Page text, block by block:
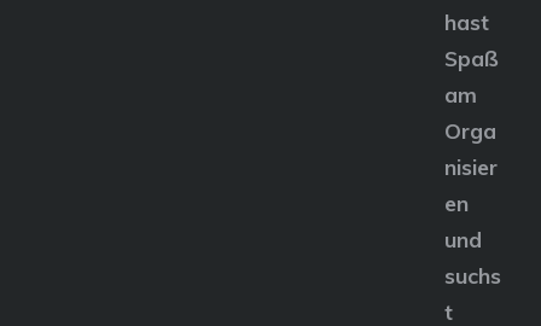
hast
Spaß
am
Orga
nisier
en
und
suchs
t